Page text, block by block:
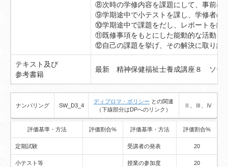
⑧次時の学修内容を課題にして、事前に
⑨学期途中で小テストを課し、学修者の
⑩学期途中で課題をだし、レポートを纏
⑪既修事項をもとにした能動的な活動を
⑫自己の課題を挙げ、その解決に取り組
テキスト及び
参考書籍
最新 精神保健福祉士養成講座８ ソー
ナンバリング SW_D3_4
ディプロマ・ポリシー との関連
（下線部分はDPへのリンク）
Ⅱ、Ⅲ、Ⅳ
評価基準・方法 評価割合% 評価基準・方法 評価割合%
定期試験 受講者の発表 20
小テスト等 授業の参加度 20